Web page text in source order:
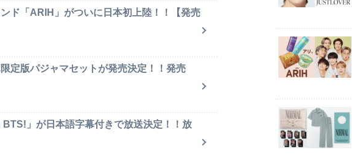
ド「ARIH」がついに日本初上陸！！【発売
定版パジャマセットが発売決定！！発売
」が日本語字幕付きで放送決定！！放